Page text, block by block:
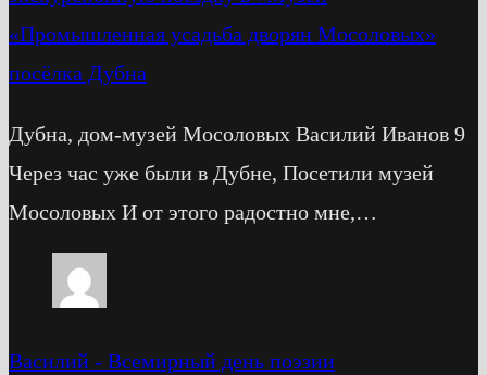
«Промышленная усадьба дворян Мосоловых»
посёлка Дубна
Дубна, дом-музей Мосоловых Василий Иванов 9
Через час уже были в Дубне, Посетили музей
Мосоловых И от этого радостно мне,…
Василий - Всемирный день поэзии